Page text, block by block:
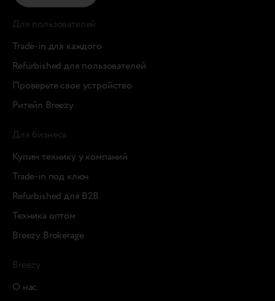
Для пользователей
Trade-in для каждого
Refurbished для пользователей
Проверьте свое устройство
Ритейл Breezy
Для бизнеса
Купим технику у компаний
Trade-in под ключ
Refurbished для B2B
Техника оптом
Breezy Brokerage
Breezy
О нас